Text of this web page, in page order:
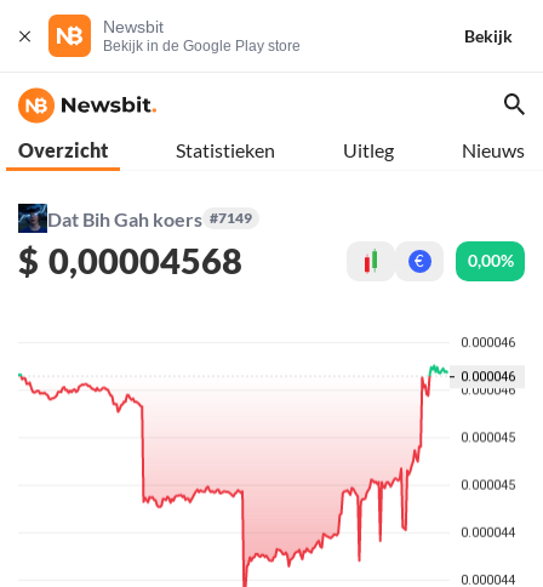
Newsbit
Bekijk in de Google Play store
Bekijk
Overzicht Statistieken Uitleg Nieuws
Dat Bih Gah koers #7149
$ 0,00004568 € 0,00%